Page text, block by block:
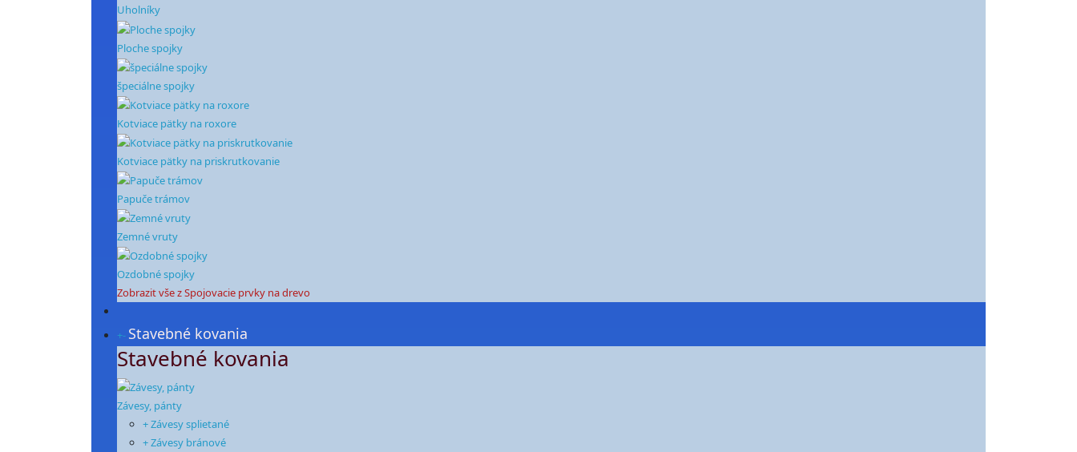
Uholníky
Ploche spojky
špeciálne spojky
Kotviace pätky na roxore
Kotviace pätky na priskrutkovanie
Papuče trámov
Zemné vruty
Ozdobné spojky
Zobrazit vše z Spojovacie prvky na drevo
+- Stavebné kovania
Stavebné kovania
Závesy, pánty
+ Závesy splietané
+ Závesy bránové